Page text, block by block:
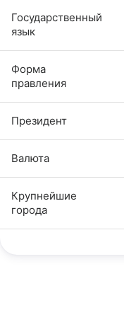
Государственный
язык
Форма
правления
Президент
Валюта
Крупнейшие
города